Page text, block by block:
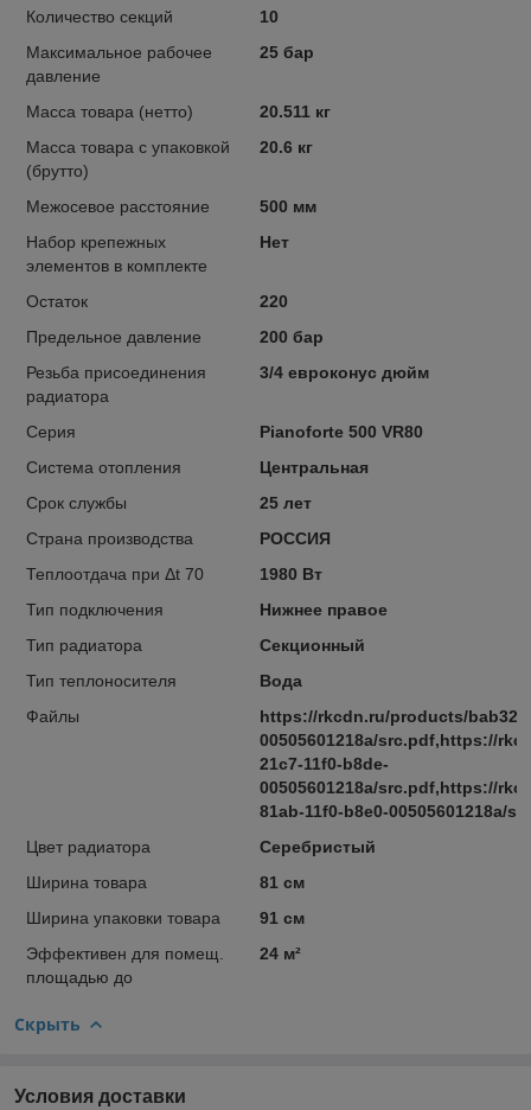
Количество секций
10
Максимальное рабочее
давление
25 бар
Масса товара (нетто)
20.511 кг
Масса товара с упаковкой
(брутто)
20.6 кг
Межосевое расстояние
500 мм
Набор крепежных
элементов в комплекте
Нет
Остаток
220
Предельное давление
200 бар
Резьба присоединения
радиатора
3/4 евроконус дюйм
Серия
Pianoforte 500 VR80
Система отопления
Центральная
Срок службы
25 лет
Страна производства
РОССИЯ
Теплоотдача при Δt 70
1980 Вт
Тип подключения
Нижнее правое
Тип радиатора
Секционный
Тип теплоносителя
Вода
Файлы
https://rkcdn.ru/products/
00505601218a/src.pdf,https://
21c7-11f0-b8de-
00505601218a/src.pdf,https://
81ab-11f0-b8e0-00505601218a/
Цвет радиатора
Серебристый
Ширина товара
81 см
Ширина упаковки товара
91 см
Эффективен для помещ.
площадью до
24 м²
Скрыть
Условия доставки